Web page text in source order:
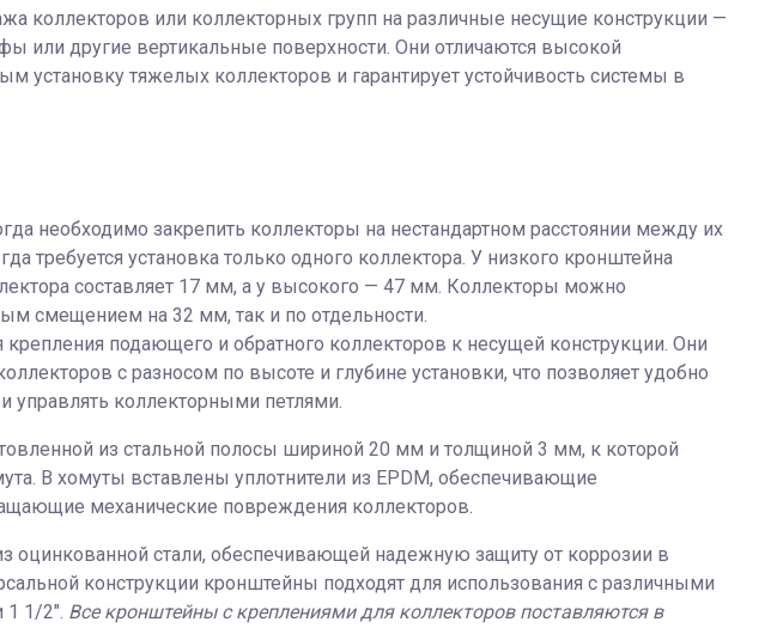
коллекторов или коллекторных групп на различные несущие конструкции —
или другие вертикальные поверхности. Они отличаются высокой
установку тяжелых коллекторов и гарантирует устойчивость системы в
необходимо закрепить коллекторы на нестандартном расстоянии между их
требуется установка только одного коллектора. У низкого кронштейна
составляет 17 мм, а у высокого — 47 мм. Коллекторы можно
смещением на 32 мм, так и по отдельности.
подающего и обратного коллекторов к несущей конструкции. Они
с разносом по высоте и глубине установки, что позволяет удобно
управлять коллекторными петлями.
из стальной полосы шириной 20 мм и толщиной 3 мм, к которой
В хомуты вставлены уплотнители из EPDM, обеспечивающие
механические повреждения коллекторов.
стали, обеспечивающей надежную защиту от коррозии в
конструкции кронштейны подходят для использования с различными
1 1/2". Все кронштейны с креплениями для коллекторов поставляются в